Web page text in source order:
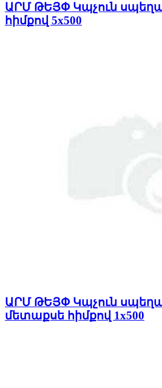
ԱՐՄ ԹԵՅՓ Կպչուն
հիմքով 5x500
ԱՐՄ ԹԵՅՓ Կպչուն
մետաքսե հիմքով 1x500